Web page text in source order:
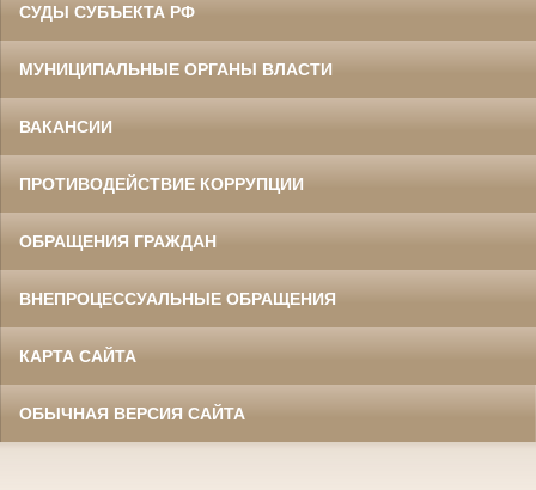
СУДЫ СУБЪЕКТА РФ
МУНИЦИПАЛЬНЫЕ ОРГАНЫ ВЛАСТИ
ВАКАНСИИ
ПРОТИВОДЕЙСТВИЕ КОРРУПЦИИ
ОБРАЩЕНИЯ ГРАЖДАН
ВНЕПРОЦЕССУАЛЬНЫЕ ОБРАЩЕНИЯ
КАРТА САЙТА
ОБЫЧНАЯ ВЕРСИЯ САЙТА